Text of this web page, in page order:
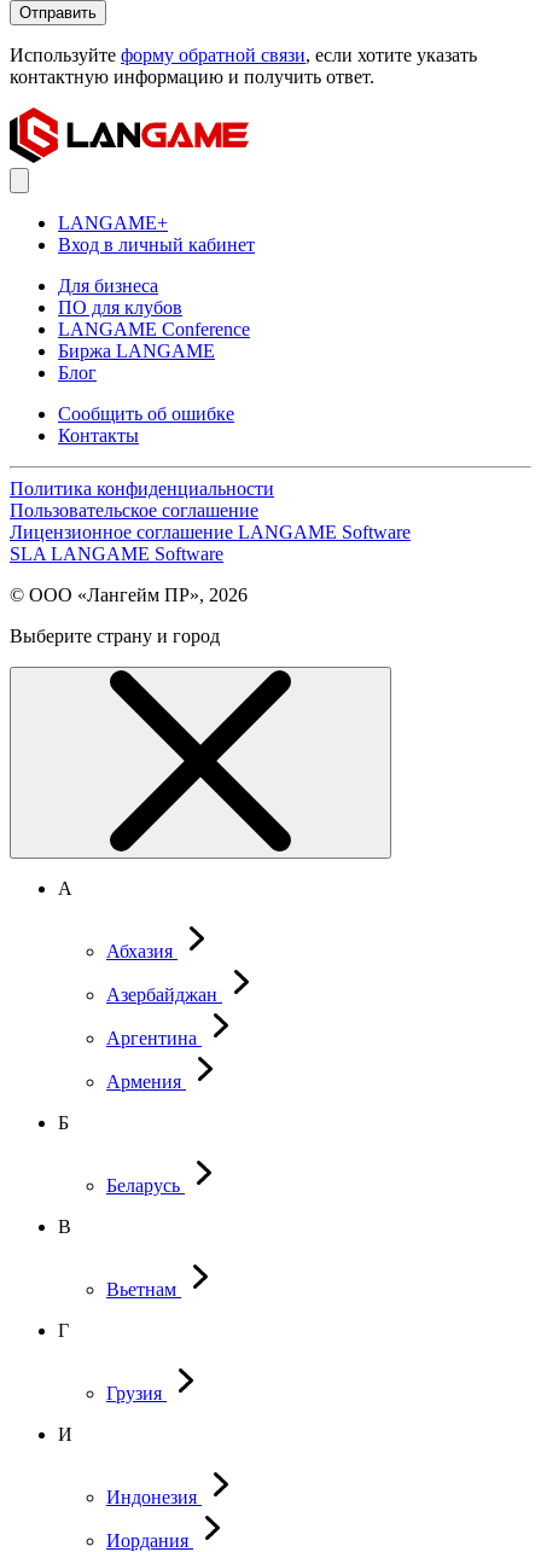
Отправить
Используйте форму обратной связи, если хотите указать
контактную информацию и получить ответ.
LANGAME+
Вход в личный кабинет
Для бизнеса
ПО для клубов
LANGAME Conference
Биржа LANGAME
Блог
Сообщить об ошибке
Контакты
Политика конфиденциальности
Пользовательское соглашение
Лицензионное соглашение LANGAME Software
SLA LANGAME Software
© ООО «Лангейм ПР», 2026
Выберите страну и город
А
Абхазия
Азербайджан
Аргентина
Армения
Б
Беларусь
В
Вьетнам
Г
Грузия
И
Индонезия
Иордания